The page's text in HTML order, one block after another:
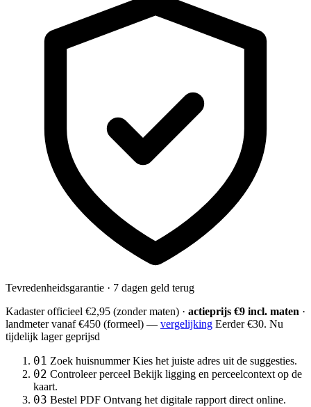
Tevredenheidsgarantie · 7 dagen geld terug
Kadaster officieel €2,95 (zonder maten) · actieprijs €9 incl. maten ·
landmetervanaf €450 (formeel) — vergelijking Eerder €30. Nu
tijdelijk lager geprijsd
01 Zoek huisnummer Kies het juiste adres uit de suggesties.
02 Controleer perceel Bekijk ligging en perceelcontext op de
kaart.
03 Bestel PDF Ontvang het digitale rapport direct online.